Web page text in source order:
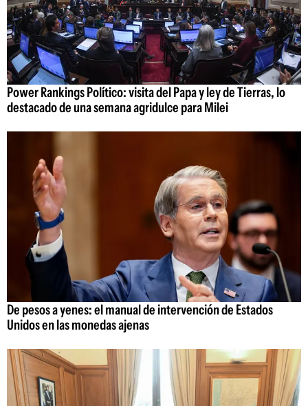
Power Rankings Político: visita del Papa y ley de Tierras, lo
destacado de una semana agridulce para Milei
De pesos a yenes: el manual de intervención de Estados
Unidos en las monedas ajenas